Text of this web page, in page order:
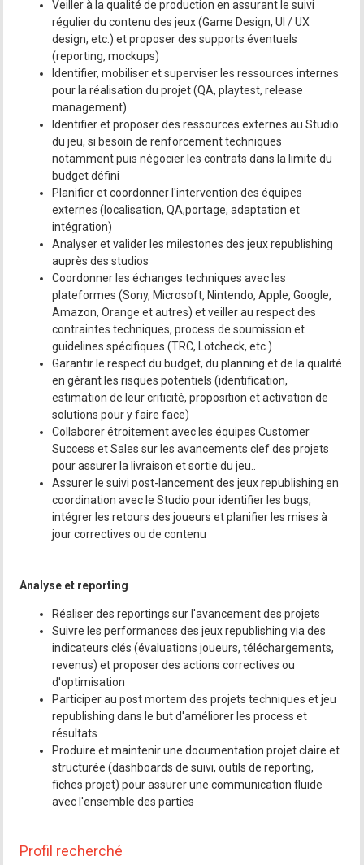
Veiller à la qualité de production en assurant le suivi
régulier du contenu des jeux (Game Design, UI / UX
design, etc.) et proposer des supports éventuels
(reporting, mockups)
Identifier, mobiliser et superviser les ressources internes
pour la réalisation du projet (QA, playtest, release
management)
Identifier et proposer des ressources externes au Studio
du jeu, si besoin de renforcement techniques
notamment puis négocier les contrats dans la limite du
budget défini
Planifier et coordonner l'intervention des équipes
externes (localisation, QA,portage, adaptation et
intégration)
Analyser et valider les milestones des jeux republishing
auprès des studios
Coordonner les échanges techniques avec les
plateformes (Sony, Microsoft, Nintendo, Apple, Google,
Amazon, Orange et autres) et veiller au respect des
contraintes techniques, process de soumission et
guidelines spécifiques (TRC, Lotcheck, etc.)
Garantir le respect du budget, du planning et de la qualité
en gérant les risques potentiels (identification,
estimation de leur criticité, proposition et activation de
solutions pour y faire face)
Collaborer étroitement avec les équipes Customer
Success et Sales sur les avancements clef des projets
pour assurer la livraison et sortie du jeu..
Assurer le suivi post-lancement des jeux republishing en
coordination avec le Studio pour identifier les bugs,
intégrer les retours des joueurs et planifier les mises à
jour correctives ou de contenu
Analyse et reporting
Réaliser des reportings sur l'avancement des projets
Suivre les performances des jeux republishing via des
indicateurs clés (évaluations joueurs, téléchargements,
revenus) et proposer des actions correctives ou
d'optimisation
Participer au post mortem des projets techniques et jeu
republishing dans le but d'améliorer les process et
résultats
Produire et maintenir une documentation projet claire et
structurée (dashboards de suivi, outils de reporting,
fiches projet) pour assurer une communication fluide
avec l'ensemble des parties
Profil recherché